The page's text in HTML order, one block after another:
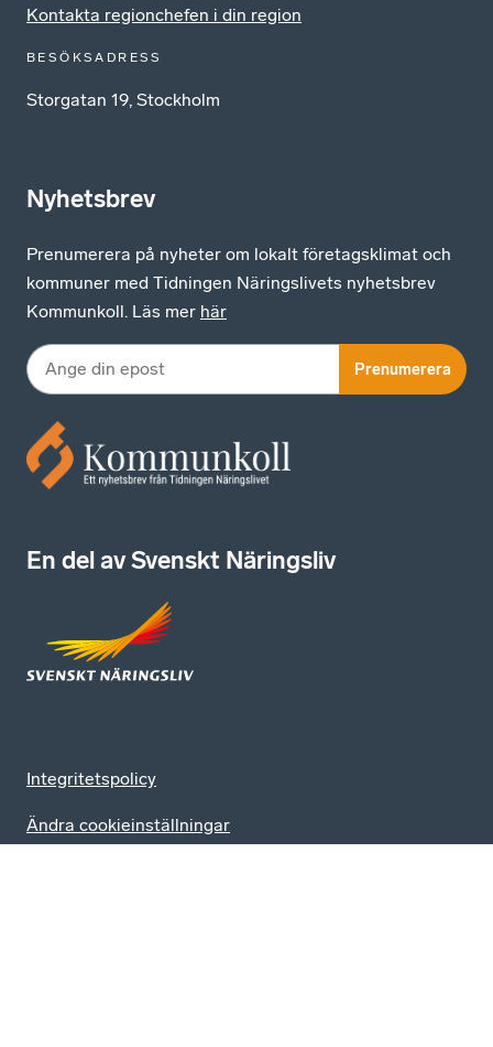
Kontakta regionchefen i din region
BESÖKSADRESS
Storgatan 19, Stockholm
Nyhetsbrev
Prenumerera på nyheter om lokalt företagsklimat och
kommuner med Tidningen Näringslivets nyhetsbrev
Kommunkoll. Läs mer här
Prenumerera
En del av Svenskt Näringsliv
Integritetspolicy
Ändra cookieinställningar